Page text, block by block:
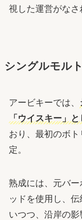
視した運営がなさ
シングルモル
アービキーでは、
「ウイスキー」
おり、最初のボ
定。
熟成には、元バ
ッドを使用し、
いつつ、沿岸の